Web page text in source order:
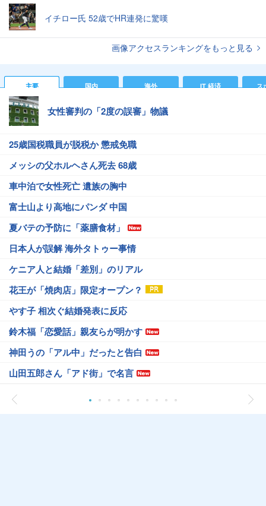
イチロー氏 52歳でHR連発に驚嘆
画像アクセスランキングをもっと見る
主要 国内 海外 IT 経済 ス
女性審判の「2度の誤審」物議
25歳国税職員が脱税か 懲戒免職
メッシの父ホルヘさん死去 68歳
車中泊で女性死亡 遺族の胸中
富士山より高地にパンダ 中国
夏バテの予防に「薬膳食材」
日本人が誤解 海外タトゥー事情
ケニア人と結婚「差別」のリアル
花王が「焼肉店」限定オープン？
やす子 相次ぐ結婚発表に反応
鈴木福「恋愛話」親友らが明かす
神田うの「アル中」だったと告白
山田五郎さん「アド街」で名言